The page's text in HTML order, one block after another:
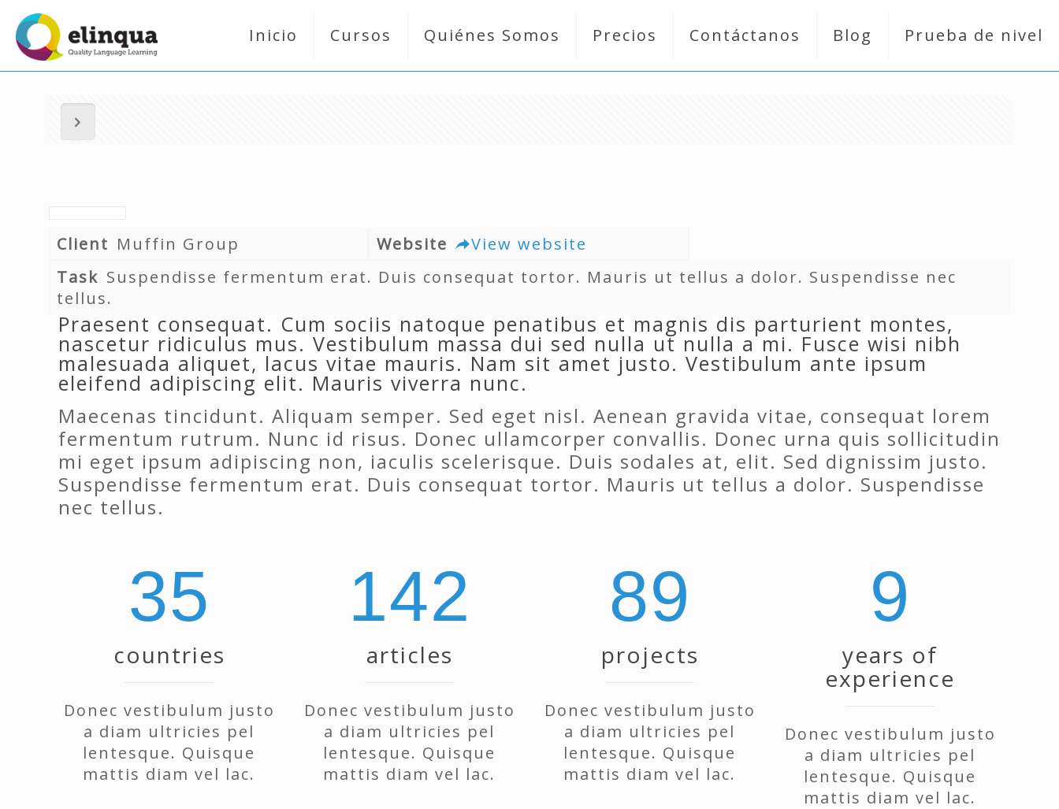
Inicio Cursos Quiénes Somos Precios Contáctanos Blog Prueba de nivel
Client Muffin Group Website
View website
Task Suspendisse fermentum erat. Duis consequat tortor. Mauris ut tellus a dolor. Suspendisse nec
tellus.
Praesent consequat. Cum sociis natoque penatibus et magnis dis parturient montes,
nascetur ridiculus mus. Vestibulum massa dui sed nulla ut nulla a mi. Fusce wisi nibh
malesuada aliquet, lacus vitae mauris. Nam sit amet justo. Vestibulum ante ipsum
eleifend adipiscing elit. Mauris viverra nunc.
Maecenas tincidunt. Aliquam semper. Sed eget nisl. Aenean gravida vitae, consequat lorem
fermentum rutrum. Nunc id risus. Donec ullamcorper convallis. Donec urna quis sollicitudin
mi eget ipsum adipiscing non, iaculis scelerisque. Duis sodales at, elit. Sed dignissim justo.
Suspendisse fermentum erat. Duis consequat tortor. Mauris ut tellus a dolor. Suspendisse
nec tellus.
35
countries
Donec vestibulum justo
a diam ultricies pel
lentesque. Quisque
mattis diam vel lac.
142
articles
Donec vestibulum justo
a diam ultricies pel
lentesque. Quisque
mattis diam vel lac.
89
projects
Donec vestibulum justo
a diam ultricies pel
lentesque. Quisque
mattis diam vel lac.
9
years of
experience
Donec vestibulum justo
a diam ultricies pel
lentesque. Quisque
mattis diam vel lac.